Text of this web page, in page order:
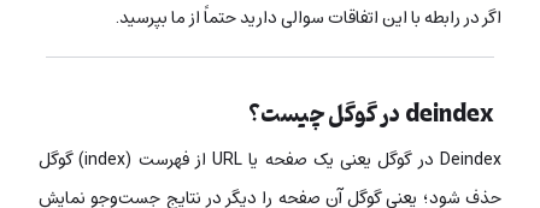
اگر در رابطه با این اتفاقات سوالی دارید حتماً از ما بپرسید.
deindex در گوگل چیست؟
Deindex در گوگل یعنی یک صفحه یا URL از فهرست (index) گوگل
حذف شود؛ یعنی گوگل آن صفحه را دیگر در نتایج جست‌وجو نمایش